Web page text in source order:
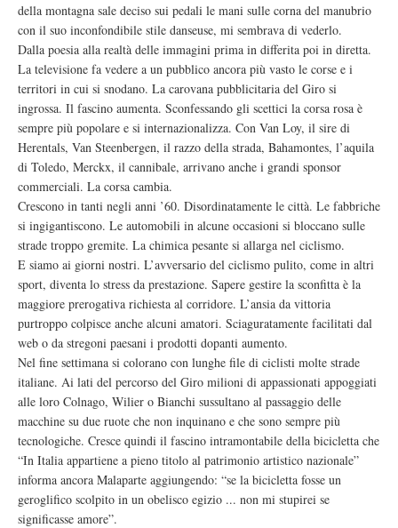
della montagna sale deciso sui pedali le mani sulle corna del manubrio
con il suo inconfondibile stile danseuse, mi sembrava di vederlo.
Dalla poesia alla realtà delle immagini prima in differita poi in diretta.
La televisione fa vedere a un pubblico ancora più vasto le corse e i
territori in cui si snodano. La carovana pubblicitaria del Giro si
ingrossa. Il fascino aumenta. Sconfessando gli scettici la corsa rosa è
sempre più popolare e si internazionalizza. Con Van Loy, il sire di
Herentals, Van Steenbergen, il razzo della strada, Bahamontes, l’aquila
di Toledo, Merckx, il cannibale, arrivano anche i grandi sponsor
commerciali. La corsa cambia.
Crescono in tanti negli anni ’60. Disordinatamente le città. Le fabbriche
si ingigantiscono. Le automobili in alcune occasioni si bloccano sulle
strade troppo gremite. La chimica pesante si allarga nel ciclismo.
E siamo ai giorni nostri. L’avversario del ciclismo pulito, come in altri
sport, diventa lo stress da prestazione. Sapere gestire la sconfitta è la
maggiore prerogativa richiesta al corridore. L’ansia da vittoria
purtroppo colpisce anche alcuni amatori. Sciaguratamente facilitati dal
web o da stregoni paesani i prodotti dopanti aumento.
Nel fine settimana si colorano con lunghe file di ciclisti molte strade
italiane. Ai lati del percorso del Giro milioni di appassionati appoggiati
alle loro Colnago, Wilier o Bianchi sussultano al passaggio delle
macchine su due ruote che non inquinano e che sono sempre più
tecnologiche. Cresce quindi il fascino intramontabile della bicicletta che
“In Italia appartiene a pieno titolo al patrimonio artistico nazionale”
informa ancora Malaparte aggiungendo: “se la bicicletta fosse un
geroglifico scolpito in un obelisco egizio ... non mi stupirei se
significasse amore”.